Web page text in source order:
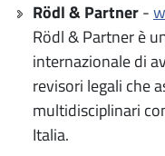
Rödl & Partner-
Rödl & Partner è
internazionale di
revisori legali che
multidisciplinari
Italia.